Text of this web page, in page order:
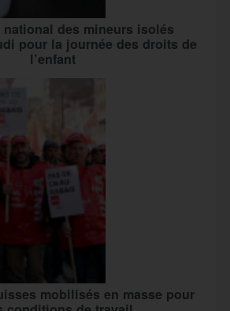
des mineurs isolés
pour la journée des droits de
l’enfant
mobilisés en masse pour